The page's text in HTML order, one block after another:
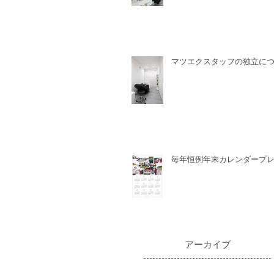
マツエクスタッフの独立に
毎年恒例年末カレンダープレ
​アーカイブ